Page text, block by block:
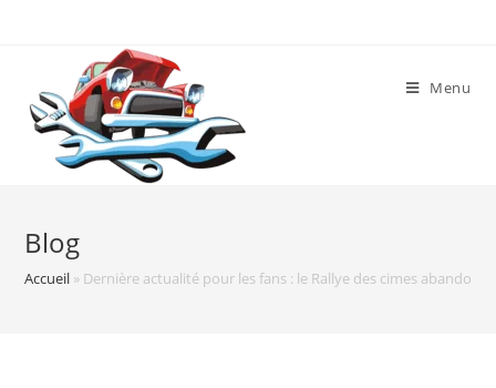
Menu
Blog
Accueil » Dernière actualité pour les fans : le Rallye des cimes